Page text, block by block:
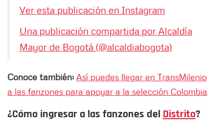
Ver esta publicación en Instagram
Una publicación compartida por Alcaldía
Mayor de Bogotá (@alcaldiabogota)
Conoce también: Así puedes llegar en TransMilenio
a las fanzones para apoyar a la selección Colombia
¿Cómo ingresar a las fanzones del Distrito?